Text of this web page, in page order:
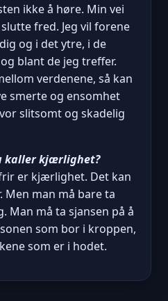
ikke å høre. Min vei
fred. Jeg vil forene
og i det ytre, i de
blant de jeg treffer.
verdenene, så kan
smerte og ensomhet
slitsomt og skadelig
kaller kjærlighet?
er kjærlighet. Det kan
Men man må bare ta
Man må ta sjansen på å
som bor i kroppen,
som er i hodet.